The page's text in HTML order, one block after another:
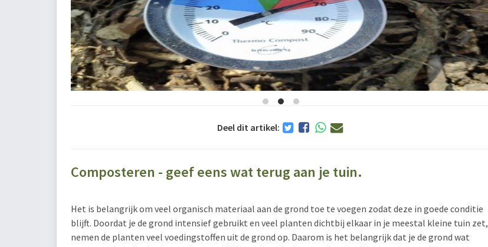
Deel dit artikel:
Composteren - geef eens wat terug aan je tuin.
Het is belangrijk om veel organisch materiaal aan de grond toe te voegen zodat deze in goede conditie
blijft. Doordat je de grond intensief gebruikt en veel planten dichtbij elkaar in je meestal kleine tuin zet,
nemen de planten veel voedingstoffen uit de grond op. Daarom is het belangrijk dat je de grond wat